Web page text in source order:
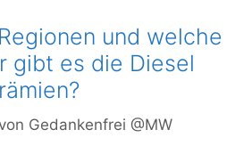
und welche
gibt es die Diesel
von Gedankenfrei @MW